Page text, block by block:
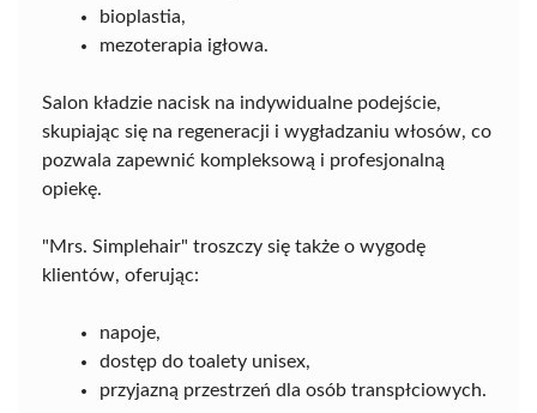
bioplastia,
mezoterapia igłowa.
Salon kładzie nacisk na indywidualne podejście,
skupiając się na regeneracji i wygładzaniu włosów, co
pozwala zapewnić kompleksową i profesjonalną
opiekę.
"Mrs. Simplehair" troszczy się także o wygodę
klientów, oferując:
napoje,
dostęp do toalety unisex,
przyjazną przestrzeń dla osób transpłciowych.